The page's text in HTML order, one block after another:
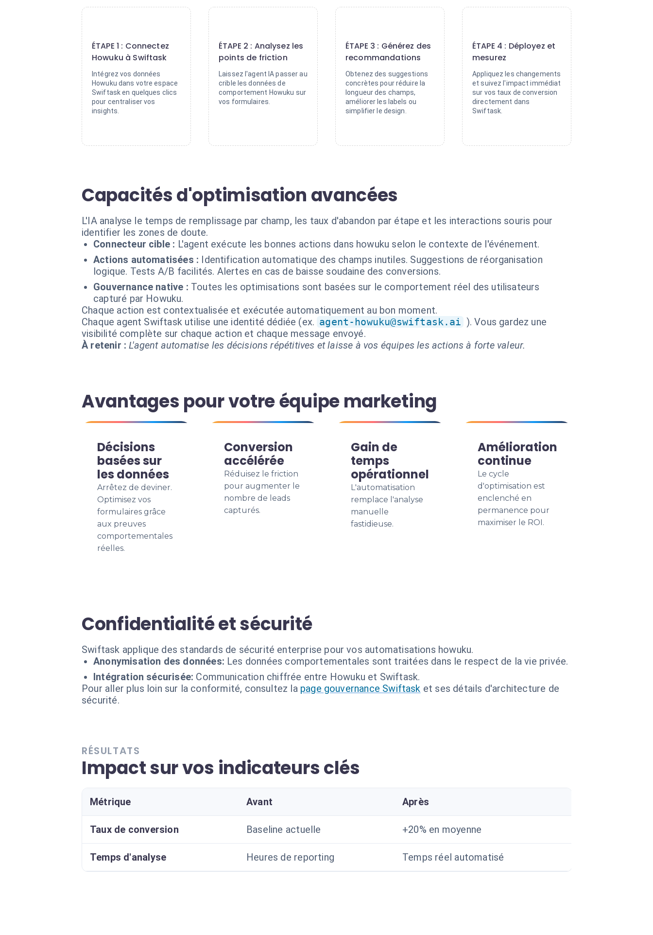
ÉTAPE 1 : Connectez
Howuku à Swiftask
Intégrez vos données
Howuku dans votre espace
Swiftask en quelques clics
pour centraliser vos
insights.
ÉTAPE 2 : Analysez les
points de friction
Laissez l'agent IA passer au
crible les données de
comportement Howuku sur
vos formulaires.
ÉTAPE 3 : Générez des
recommandations
Obtenez des suggestions
concrètes pour réduire la
longueur des champs,
améliorer les labels ou
simplifier le design.
ÉTAPE 4 : Déployez et
mesurez
Appliquez les changements
et suivez l'impact immédiat
sur vos taux de conversion
directement dans
Swiftask.
Capacités d'optimisation avancées
L'IA analyse le temps de remplissage par champ, les taux d'abandon par étape et les interactions souris pour
identifier les zones de doute.
Connecteur cible : L'agent exécute les bonnes actions dans howuku selon le contexte de l'événement.
Actions automatisées : Identification automatique des champs inutiles. Suggestions de réorganisation
logique. Tests A/B facilités. Alertes en cas de baisse soudaine des conversions.
Gouvernance native : Toutes les optimisations sont basées sur le comportement réel des utilisateurs
capturé par Howuku.
Chaque action est contextualisée et exécutée automatiquement au bon moment.
Chaque agent Swiftask utilise une identité dédiée (ex. agent-howuku@swiftask.ai ). Vous gardez une
visibilité complète sur chaque action et chaque message envoyé.
À retenir : L'agent automatise les décisions répétitives et laisse à vos équipes les actions à forte valeur.
Avantages pour votre équipe marketing
Décisions
basées sur
les données
Arrêtez de deviner.
Optimisez vos
formulaires grâce
aux preuves
comportementales
réelles.
Conversion
accélérée
Réduisez le friction
pour augmenter le
nombre de leads
capturés.
Gain de
temps
opérationnel
L'automatisation
remplace l'analyse
manuelle
fastidieuse.
Amélioration
continue
Le cycle
d'optimisation est
enclenché en
permanence pour
maximiser le ROI.
Confidentialité et sécurité
Swiftask applique des standards de sécurité enterprise pour vos automatisations howuku.
Anonymisation des données: Les données comportementales sont traitées dans le respect de la vie privée.
Intégration sécurisée: Communication chiffrée entre Howuku et Swiftask.
Pour aller plus loin sur la conformité, consultez la page gouvernance Swiftask et ses détails d'architecture de
sécurité.
RÉSULTATS
Impact sur vos indicateurs clés
Métrique Avant Après
Taux de conversion Baseline actuelle +20% en moyenne
Temps d'analyse Heures de reporting Temps réel automatisé